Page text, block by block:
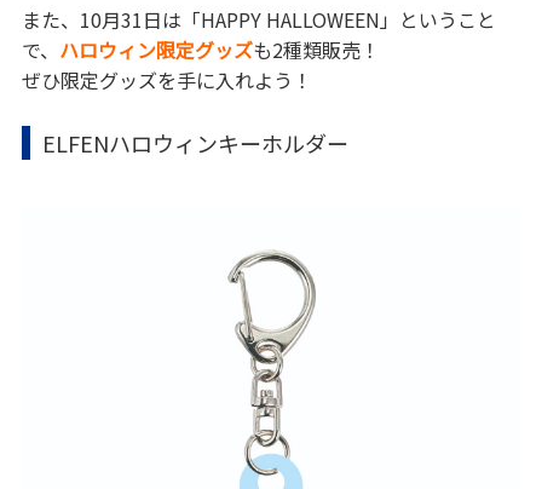
また、10月31日は「HAPPY HALLOWEEN」ということ
で、 ハロウィン限定グッズも2種類販売！
ぜひ限定グッズを手に入れよう！
ELFENハロウィンキーホルダー